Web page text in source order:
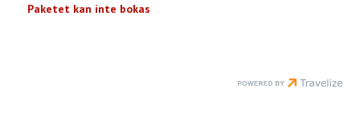
Paketet kan inte bokas